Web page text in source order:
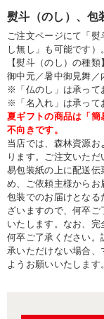
熨斗（のし）、包
ご注文ページにて「
し無し」も可能です）。
【熨斗（のし）の種類】
御中元／暑中御見舞／
※「仏のし」は承って
※「名入れ」は承って
夏ギフトの商品は「
不向きです。
当店では、森林資源
ります。ご注文いた
易包装紙の上に配送伝
め、ご依頼主様からお
包装でのお届けとな
ざいますので、何卒
いたします。なお、
何卒ご了承ください。
承いただけない場合、
ようお願いいたします。